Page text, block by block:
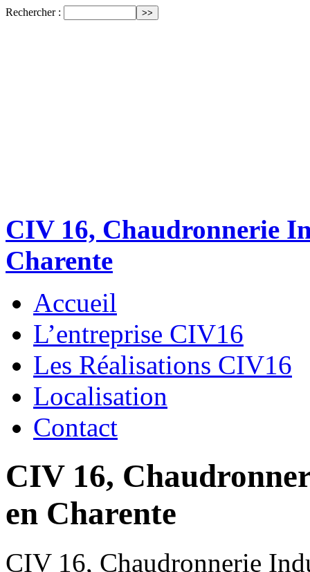
Rechercher :
CIV 16, Chaudronnerie
Charente
Accueil
L’entreprise CIV16
Les Réalisations CIV16
Localisation
Contact
CIV 16,
en Charente
CIV 16, Chaudronnerie